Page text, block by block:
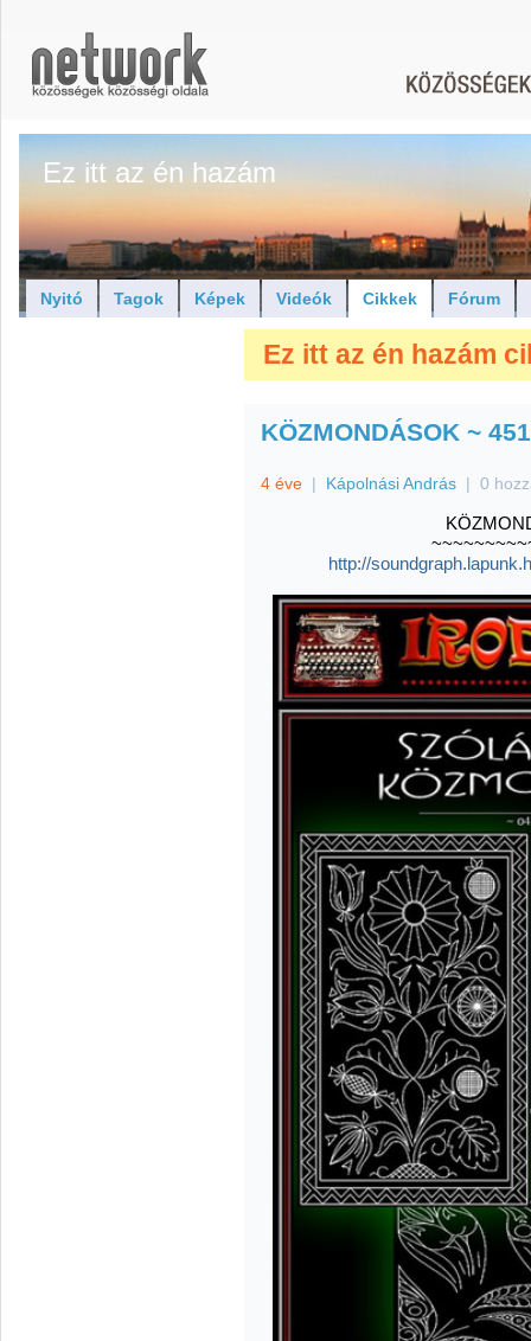
Ez itt az én hazám
Nyitó Tagok Képek Videók Cikkek Fórum
Ez itt az én hazám
KÖZMONDÁSOK ~
4 éve | Kápolnási András | 0
http://